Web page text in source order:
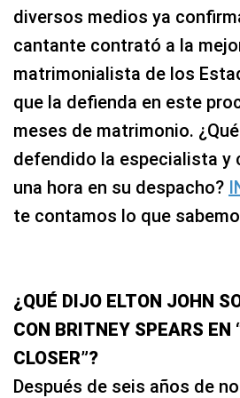
diversos medios ya
cantante contrató a la
matrimonialista de los
que la defienda en este
meses de matrimonio.
defendido la especialista y
una hora en su despacho?
te contamos lo que
¿QUÉ DIJO ELTON JOHN
CON BRITNEY SPEARS EN
CLOSER”?
Después de seis años de